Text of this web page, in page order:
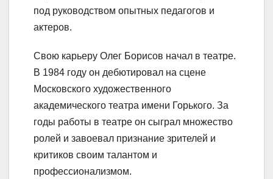
под руководством опытных педагогов и
актеров.
Свою карьеру Олег Борисов начал в театре.
В 1984 году он дебютировал на сцене
Московского художественного
академического театра имени Горького. За
годы работы в театре он сыграл множество
ролей и завоевал признание зрителей и
критиков своим талантом и
профессионализмом.